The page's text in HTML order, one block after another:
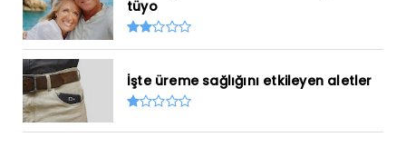
tüyo
İşte üreme sağlığını etkileyen aletler